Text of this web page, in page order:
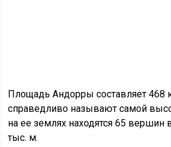
Площадь Андорры составляет 468
справедливо называют самой
на ее землях находятся 65 вершин
тыс. м.